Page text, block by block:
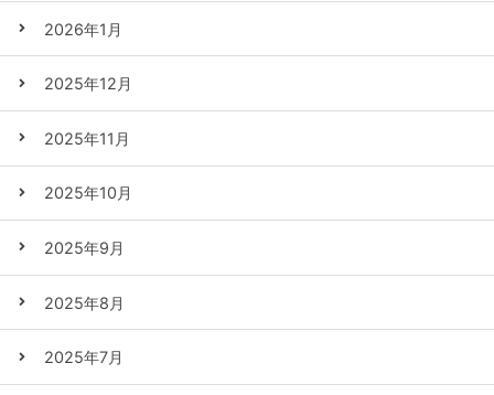
2026年1月
2025年12月
2025年11月
2025年10月
2025年9月
2025年8月
2025年7月